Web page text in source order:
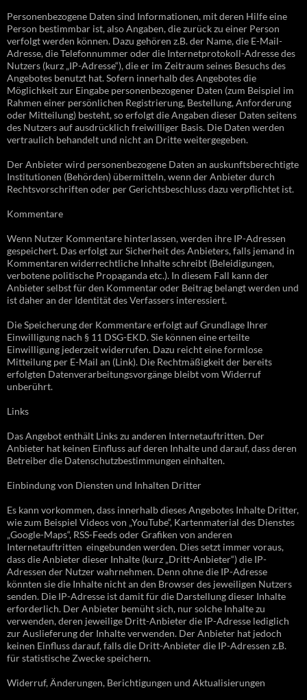
Personenbezogene Daten sind Informationen, mit deren Hilfe eine
Person bestimmbar ist, also Angaben, die zurück zu einer Person
verfolgt werden können. Dazu gehören z.B. der Name, die E-Mail-
Adresse, die Telefonnummer oder die Internetprotokoll-Adresse des
Nutzers (kurz „IP-Adresse“), die er im Zeitraum seines Besuchs des
Angebotes benutzt hat. Sofern innerhalb des Angebotes die
Möglichkeit zur Eingabe personenbezogener Daten (zum Beispiel im
Rahmen einer persönlichen Registrierung, Bestellung, Anforderung
oder Mitteilung) besteht, so erfolgt die Angaben dieser Daten seitens
des Nutzers auf ausdrücklich freiwilliger Basis. Die Daten werden
vertraulich behandelt und nicht an Dritte weitergegeben.
Der Anbieter wird personenbezogene Daten an auskunftsberechtigte
Institutionen (Behörden) übermitteln, wenn der Anbieter durch
Rechtsvorschriften oder per Gerichtsbeschluss dazu verpflichtet ist.
Kommentare
Wenn Nutzer Kommentare hinterlassen, werden ihre IP-Adressen
gespeichert. Das erfolgt zur Sicherheit des Anbieters, falls jemand in
Kommentaren widerrechtliche Inhalte schreibt (Beleidigungen,
verbotene politische Propaganda etc.). In diesem Fall kann der
Anbieter selbst für den Kommentar oder Beitrag belangt werden und
ist daher an der Identität des Verfassers interessiert.
Die Speicherung der Kommentare erfolgt auf Grundlage Ihrer
Einwilligung nach § 11 DSG-EKD. Sie können eine erteilte
Einwilligung jederzeit widerrufen. Dazu reicht eine formlose
Mitteilung per E-Mail an (Link). Die Rechtmäßigkeit der bereits
erfolgten Datenverarbeitungsvorgänge bleibt vom Widerruf
unberührt.
Links
Das Angebot enthält Links zu anderen Internetauftritten. Der
Anbieter hat keinen Einfluss auf deren Inhalte und darauf, dass deren
Betreiber die Datenschutzbestimmungen einhalten.
Einbindung von Diensten und Inhalten Dritter
Es kann vorkommen, dass innerhalb dieses Angebotes Inhalte Dritter,
wie zum Beispiel Videos von „YouTube“, Kartenmaterial des Dienstes
„Google-Maps“, RSS-Feeds oder Grafiken von anderen
Internetauftritten eingebunden werden. Dies setzt immer voraus,
dass die Anbieter dieser Inhalte (kurz „Dritt-Anbieter“) die IP-
Adressen der Nutzer wahrnehmen. Denn ohne die IP-Adresse
könnten sie die Inhalte nicht an den Browser des jeweiligen Nutzers
senden. Die IP-Adresse ist damit für die Darstellung dieser Inhalte
erforderlich. Der Anbieter bemüht sich, nur solche Inhalte zu
verwenden, deren jeweilige Dritt-Anbieter die IP-Adresse lediglich
zur Auslieferung der Inhalte verwenden. Der Anbieter hat jedoch
keinen Einfluss darauf, falls die Dritt-Anbieter die IP-Adressen z.B.
für statistische Zwecke speichern.
Widerruf, Änderungen, Berichtigungen und Aktualisierungen